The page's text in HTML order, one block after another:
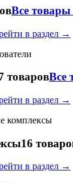
Все
в раздел →
товаровВсе
в раздел →
комплексы
16
в раздел →